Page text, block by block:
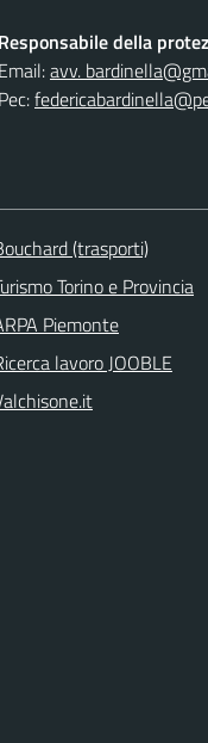
Responsabile della
Email:avv.
Pec:
e Pinerolo
(trasporti)
Torino e Provincia
Piemonte
lavoro JOOBLE